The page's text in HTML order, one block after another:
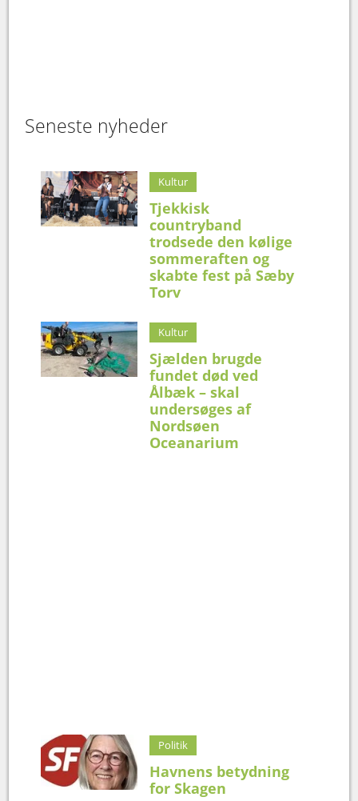
Seneste nyheder
Kultur
Tjekkisk
countryband
trodsede den kølige
sommeraften og
skabte fest på Sæby
Torv
Kultur
Sjælden brugde
fundet død ved
Ålbæk – skal
undersøges af
Nordsøen
Oceanarium
Politik
Havnens betydning
for Skagen